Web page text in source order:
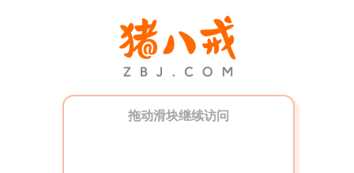
拖动滑块继续访问